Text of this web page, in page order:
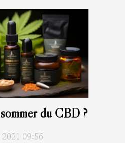
du CBD ?
09:56